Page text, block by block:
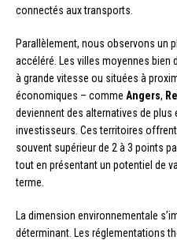
connectés aux transports.
Parallèlement, nous observons un
accéléré. Les villes moyennes bien
à grande vitesse ou situées à
économiques – comme Angers,
deviennent des alternatives de plus
investisseurs. Ces territoires
souvent supérieur de 2 à 3 points
tout en présentant un potentiel de
terme.
La dimension environnementale
déterminant. Les réglementations